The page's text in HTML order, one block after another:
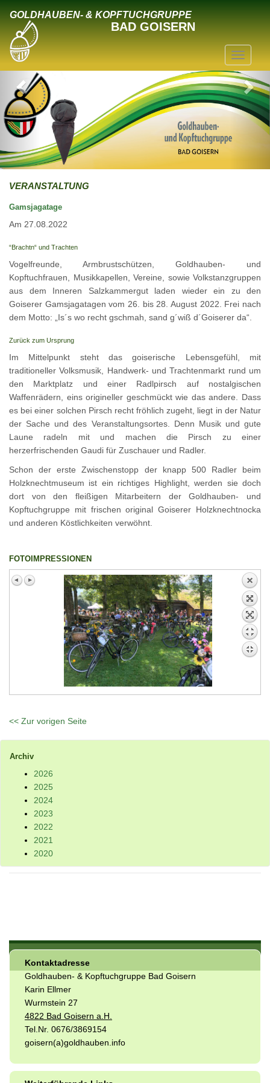
GOLDHAUBEN- & KOPFTUCHGRUPPE
BAD GOISERN
VERANSTALTUNG
Gamsjagatage
Am 27.08.2022
“Brachtn“ und Trachten
Vogelfreunde, Armbrustschützen, Goldhauben- und
Kopftuchfrauen, Musikkapellen, Vereine, sowie Volkstanzgruppen
aus dem Inneren Salzkammergut laden wieder ein zu den
Goiserer Gamsjagatagen vom 26. bis 28. August 2022. Frei nach
dem Motto: „Is´s wo recht gschmah, sand g´wiß d´Goiserer da“.
Zurück zum Ursprung
Im Mittelpunkt steht das goiserische Lebensgefühl, mit
traditioneller Volksmusik, Handwerk- und Trachtenmarkt rund um
den Marktplatz und einer Radlpirsch auf nostalgischen
Waffenrädern, eins origineller geschmückt wie das andere. Dass
es bei einer solchen Pirsch recht fröhlich zugeht, liegt in der Natur
der Sache und des Veranstaltungsortes. Denn Musik und gute
Laune radeln mit und machen die Pirsch zu einer
herzerfrischenden Gaudi für Zuschauer und Radler.
Schon der erste Zwischenstopp der knapp 500 Radler beim
Holzknechtmuseum ist ein richtiges Highlight, werden sie doch
dort von den fleißigen Mitarbeitern der Goldhauben- und
Kopftuchgruppe mit frischen original Goiserer Holzknechtnocka
und anderen Köstlichkeiten verwöhnt.
FOTOIMPRESSIONEN
<< Zur vorigen Seite
Archiv
2026
2025
2024
2023
2022
2021
2020
Kontaktadresse
Goldhauben- & Kopftuchgruppe Bad Goisern
Karin Ellmer
Wurmstein 27
4822 Bad Goisern a.H.
Tel.Nr. 0676/3869154
goisern(a)goldhauben.info